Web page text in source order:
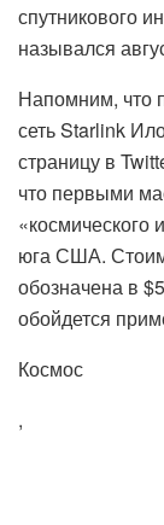
спутникового
назывался
Напомним, что
сеть Starlink
страницу в
что первыми
«космического
юга США.
обозначена в
обойдется
Космос
,